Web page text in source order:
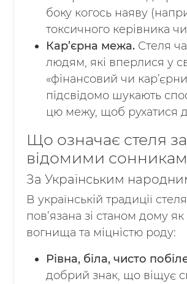
боку когось наяву
токсичного керівника
Кар’єрна межа. Стеля
людям, які вперлися у
«фінансовий чи
підсвідомо шукають
цю межу, щоб рухатися
Що означає стеля за
відомими
За Українським
В українській традиції
пов’язана зі станом дому
вогнища та міцністю роду:
Рівна, біла, чисто
добрий знак, що віщує